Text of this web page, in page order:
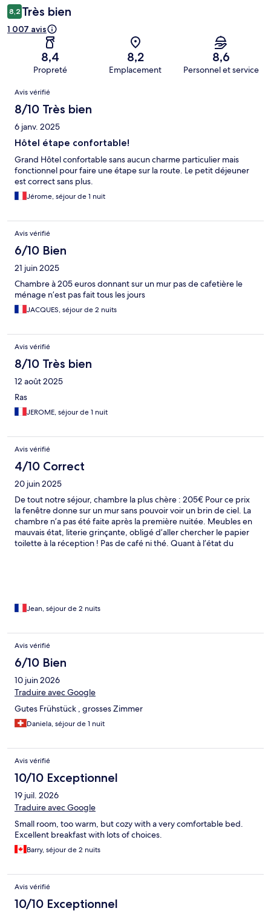
8,2 Très bien
1 007 avis
8,4
Propreté
8,2
Emplacement
8,6
Personnel et service
Avis
Avis vérifié
8/10 Très bien
6 janv. 2025
Hôtel étape confortable!
Grand Hôtel confortable sans aucun charme particulier mais
fonctionnel pour faire une étape sur la route. Le petit déjeuner
est correct sans plus.
Jérome, séjour de 1 nuit
Avis vérifié
6/10 Bien
21 juin 2025
Chambre à 205 euros donnant sur un mur pas de cafetière le
ménage n’est pas fait tous les jours
JACQUES, séjour de 2 nuits
Avis vérifié
8/10 Très bien
12 août 2025
Ras
JEROME, séjour de 1 nuit
Avis vérifié
4/10 Correct
20 juin 2025
De tout notre séjour, chambre la plus chère : 205€ Pour ce prix
la fenêtre donne sur un mur sans pouvoir voir un brin de ciel. La
chambre n’a pas été faite après la première nuitée. Meubles en
mauvais état, literie grinçante, obligé d’aller chercher le papier
toilette à la réception ! Pas de café ni thé. Quant à l’état du
Jean, séjour de 2 nuits
Avis vérifié
6/10 Bien
10 juin 2026
Traduire avec Google
Gutes Frühstück , grosses Zimmer
Daniela, séjour de 1 nuit
Avis vérifié
10/10 Exceptionnel
19 juil. 2026
Traduire avec Google
Small room, too warm, but cozy with a very comfortable bed.
Excellent breakfast with lots of choices.
Barry, séjour de 2 nuits
Avis vérifié
10/10 Exceptionnel